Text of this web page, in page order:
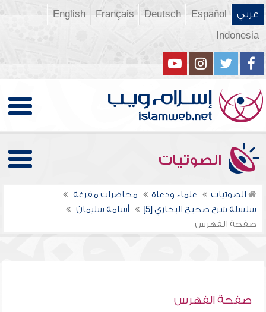
عربي Español
Deutsch
Français
English
Indonesia
الصوتيات
الصوتيات علماء ودعاة
محاضرات مفرغة
سلسلة شرح صحيح البخاري [5]
أسامة سليمان
صفحة الفهرس
صفحة الفهرس